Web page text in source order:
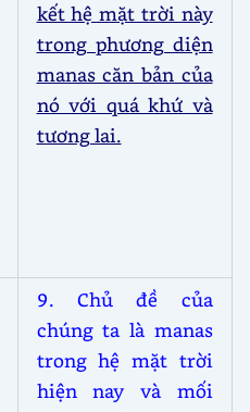
kết hệ mặt trời này
trong phương diện
manas căn bản của
nó với quá khứ và
tương lai.
9. Chủ đề của
chúng ta là manas
trong hệ mặt trời
hiện nay và mối